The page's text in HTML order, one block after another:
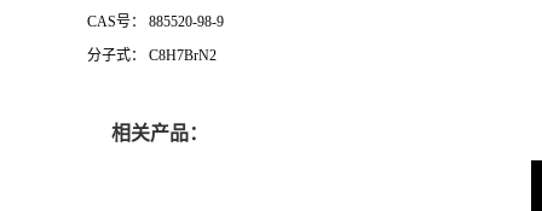
CAS号： 885520-98-9
分子式： C8H7BrN2
相关产品：